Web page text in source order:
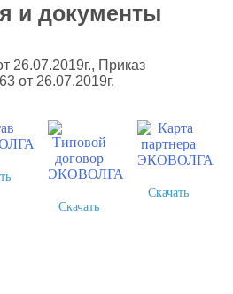
и документы
26.07.2019г., Приказ
от 26.07.2019г.
Скачать
Скачать